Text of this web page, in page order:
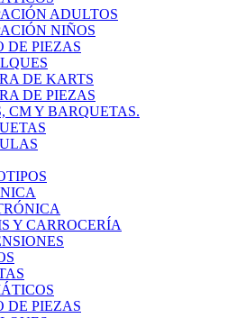
ADULTOS
NIÑOS
DE PIEZAS
DE KARTS
DE PIEZAS
CM Y BARQUETAS.
Y CARROCERÍA
DE PIEZAS